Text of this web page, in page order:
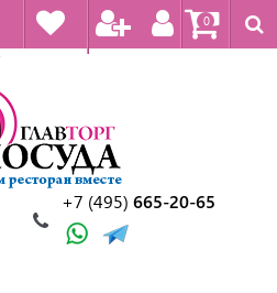
0
+7 (495) 665-20-65